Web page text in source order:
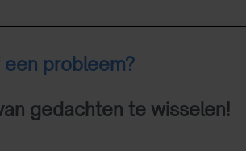
een probleem?
gedachten te wisselen!